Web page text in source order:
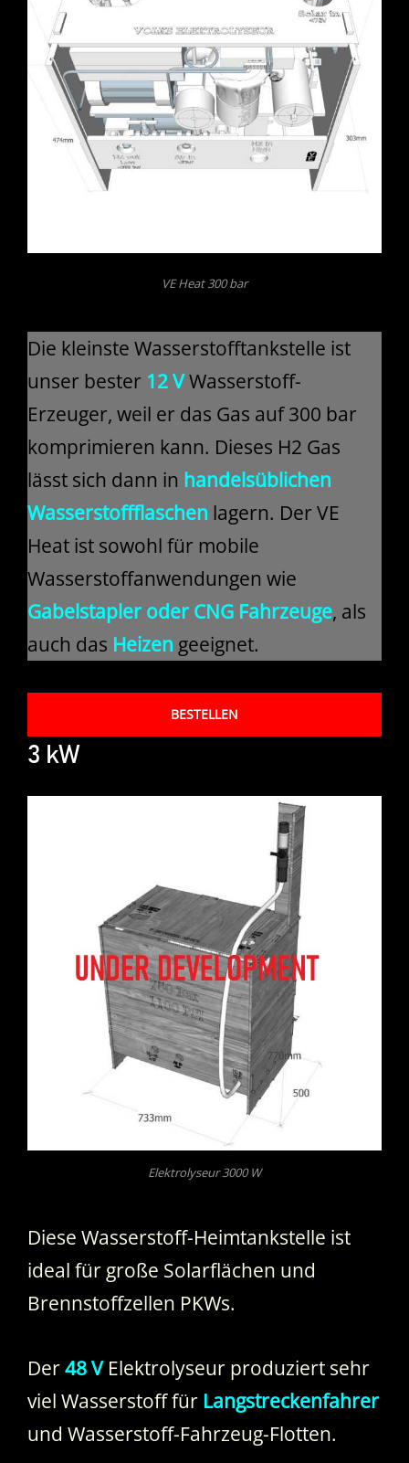
VE Heat 300 bar
Die kleinste Wasserstofftankstelle ist
unser bester 12 VWasserstoff-
Erzeuger, weil er das Gas auf 300 bar
komprimieren kann. Dieses H2 Gas
lässt sich dann in handelsüblichen
Wasserstoffflaschen lagern. Der VE
Heat ist sowohl für mobile
Wasserstoffanwendungen wie
Gabelstapler oder CNG Fahrzeuge, als
auch das Heizen geeignet.
BESTELLEN
3 kW
Elektrolyseur 3000 W
Diese Wasserstoff-Heimtankstelle ist
ideal für große Solarflächen und
Brennstoffzellen PKWs.
Der48 VElektrolyseur produziert sehr
viel Wasserstoff für Langstreckenfahrer
und Wasserstoff-Fahrzeug-Flotten.